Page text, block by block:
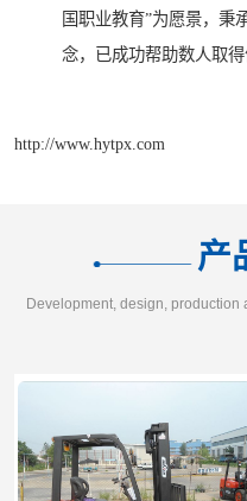
国职业教育”为愿景，秉
念，已成功帮助数人取得
http://www.hytpx.com
产